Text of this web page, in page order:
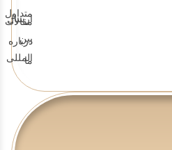
ارسال
بین
المللی
متداول
درباره
ما
مقالات